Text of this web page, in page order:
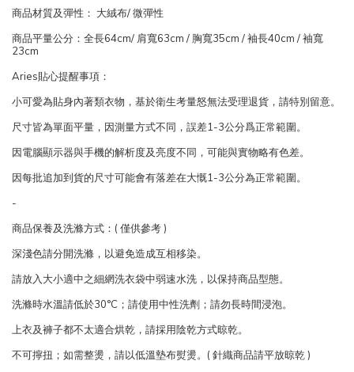
商品材質及彈性： 大絨布/ 微彈性
商品平量公分：全長64cm/ 肩寬63cm / 胸寬35cm / 袖長40cm / 袖寬
23cm
Aries貼心提醒事項：
小可愛為貼身內著類衣物，基於衛生考量怒無法受理退貨，請特別留意。
尺寸皆為單面平量，因測量方式不同，誤差1-3公分爲正常範圍。
因電腦顯示器與手機的解析度及亮度不同，可能與實物略有色差。
因每批追加到貨的尺寸可能會有落差在大慨1-3公分為正常範圍。
-
商品保養及洗滌方式：( 僅供參考 )
深淺色請分開洗滌，以避免造成互相移染。
請放入大小適中之細網洗衣袋中弱速水洗，以保持商品型態。
洗滌時水溫請低於30°C；請使用中性洗劑；請勿長時間浸泡。
上衣及褲子都不太適合烘乾，請採用陰乾方式晾乾。
不可擰扭；如需整燙，請以低溫墊布熨燙。( 針織商品請平放晾乾 )